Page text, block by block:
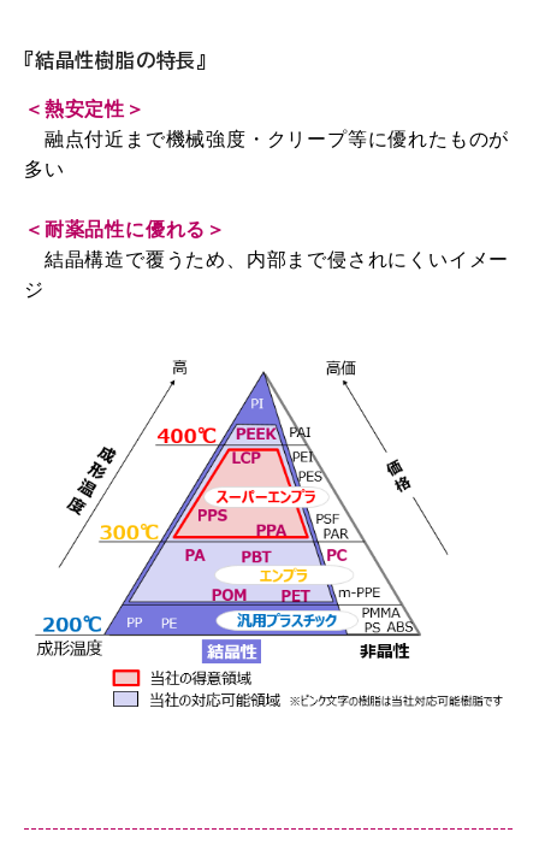
『結晶性樹脂の特長』
＜熱安定性＞
融点付近まで機械強度・クリープ等に優れたものが
多い
＜ 耐薬品性に優れる＞
結晶構造で覆うため
、内部 まで侵されにくいイメー
ジ